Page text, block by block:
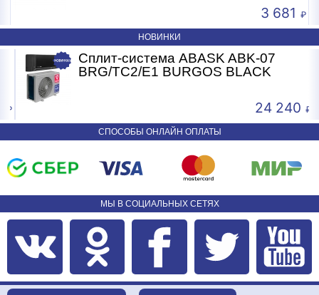
3 681
НОВИНКИ
Сплит-система ABASK ABK-07
BRG/TC2/E1 BURGOS BLACK
24 240
СПОСОБЫ ОНЛАЙН ОПЛАТЫ
МЫ В СОЦИАЛЬНЫХ СЕТЯХ